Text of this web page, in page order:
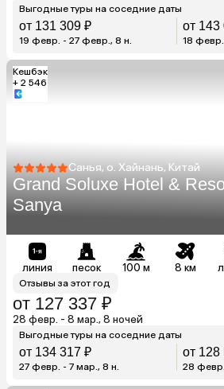
Выгодные туры на соседние даты
от 131 309 ₽
19 февр. - 27 февр., 8 н.
от 143
18
Кешбэк
+ 2 546
Санья, о. Хайнань, Китай
Grand Soluxe Hotel &
Sanya
линия песок 100 м 8 км
Отзывы за этот год
от 127 337 ₽
28 февр. - 8 мар., 8 ночей
Выгодные туры на соседние даты
от 134 317 ₽
27 февр. - 7 мар., 8 н.
от 128
28